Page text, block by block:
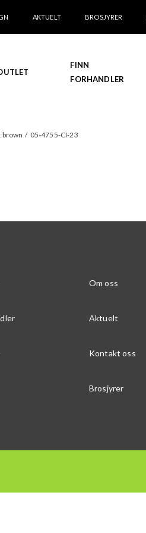
AKTUELT BROSJYRER
FINN
FORHANDLER
brown / 05-4755-CI-23
Om oss
Aktuelt
Kontakt oss
Brosjyrer